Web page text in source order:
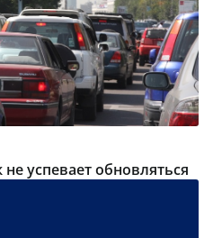
успевает обновляться